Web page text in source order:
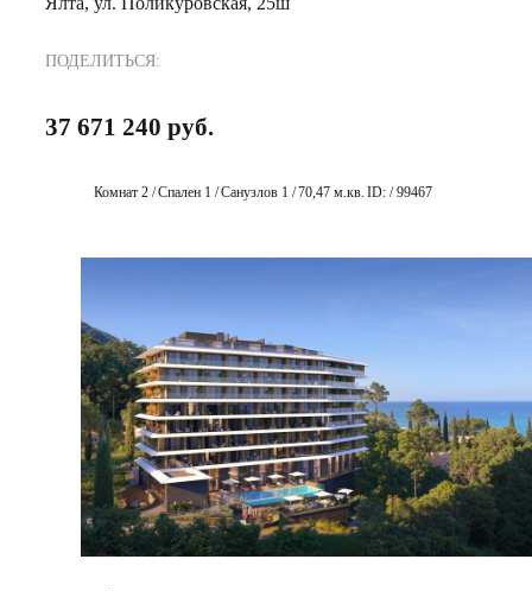
ПОДЕЛИТЬСЯ:
37 671 240 руб.
Комнат 2 /Спален 1 /Санузлов 1 /70,47 м.кв. ID: / 99467